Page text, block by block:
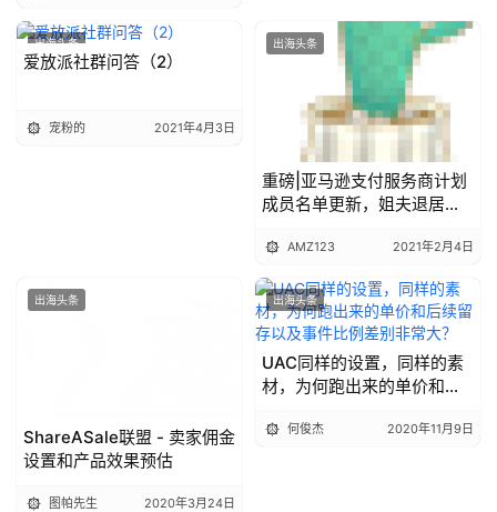
出海头条
爱放派社群问答（2）
宠粉的 2021年4月3日
出海头条
重磅|亚马逊支付服务商计划
成员名单更新，姐夫退居幕
AMZ123 2021年2月4日
出海头条
ShareASale联盟 - 卖家佣金
设置和产品效果预估
图帕先生 2020年3月24日
出海头条
UAC同样的设置，同样的素
材，为何跑出来的单价和后
常大？
何俊杰 2020年11月9日